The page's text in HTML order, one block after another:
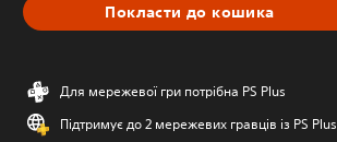
Покласти до кошика
Для мережевої гри потрібна PS Plus
Підтримує до 2 мережевих гравців із PS Plus